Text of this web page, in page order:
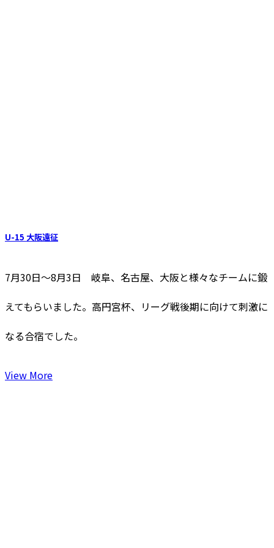
U-15 大阪遠征
7月30日～8月3日 岐阜、名古屋、大阪と様々なチームに鍛
えてもらいました。高円宮杯、リーグ戦後期に向けて刺激に
なる合宿でした。
View More